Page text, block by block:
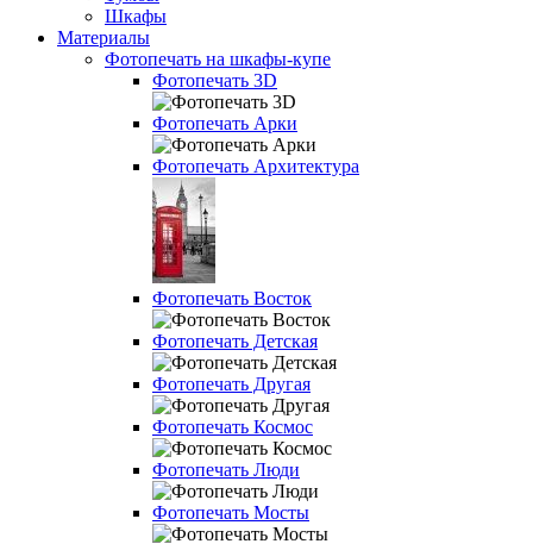
Шкафы
Материалы
Фотопечать на шкафы-купе
Фотопечать 3D
Фотопечать Арки
Фотопечать Архитектура
Фотопечать Восток
Фотопечать Детская
Фотопечать Другая
Фотопечать Космос
Фотопечать Люди
Фотопечать Мосты